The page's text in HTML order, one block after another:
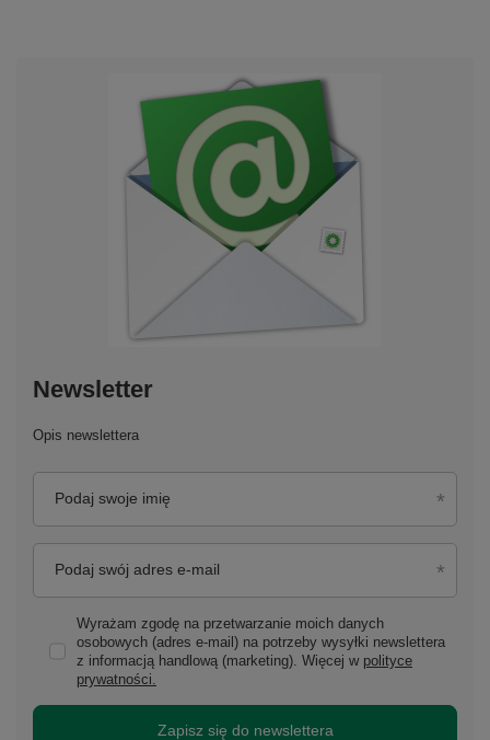
Newsletter
Opis newslettera
Podaj swoje imię
Podaj swój adres e-mail
Wyrażam zgodę na przetwarzanie moich danych
osobowych (adres e-mail) na potrzeby wysyłki newslettera
z informacją handlową (marketing). Więcej w polityce
prywatności.
Zapisz się do newslettera